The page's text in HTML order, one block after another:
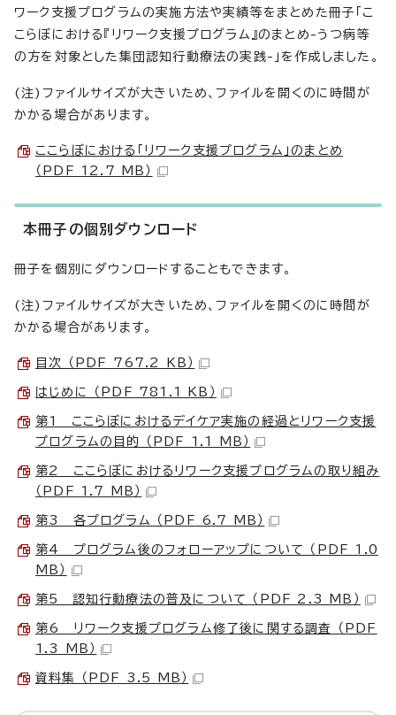
ワーク支援プログラムの実施方法や実績等をまとめた冊子「こ
こらぼにおける『リワーク支援プログラム』のまとめ-うつ病等
の方を対象とした集団認知行動療法の実践-」を作成しました。
(注)ファイルサイズが大きいため、ファイルを開くのに時間が
かかる場合があります。
ここらぼにおける「リワーク支援プログラム」のまとめ
（PDF 12.7 MB）
本冊子の個別ダウンロード
冊子を個別にダウンロードすることもできます。
(注)ファイルサイズが大きいため、ファイルを開くのに時間が
かかる場合があります。
目次 （PDF 767.2 KB）
はじめに （PDF 781.1 KB）
第1 ここらぼにおけるデイケア実施の経過とリワーク支援
プログラムの目的 （PDF 1.1 MB）
第2 ここらぼにおけるリワーク支援プログラムの取り組み
（PDF 1.7 MB）
第3 各プログラム （PDF 6.7 MB）
第4 プログラム後のフォローアップについて （PDF 1.0
MB）
第5 認知行動療法の普及について （PDF 2.3 MB）
第6 リワーク支援プログラム修了後に関する調査 （PDF
1.3 MB）
資料集 （PDF 3.5 MB）